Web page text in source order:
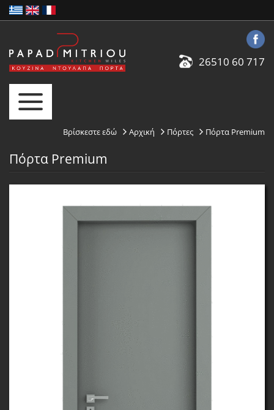
26510 60 717
Βρίσκεστε εδώ Αρχική Πόρτες Πόρτα Premium
Πόρτα Premium